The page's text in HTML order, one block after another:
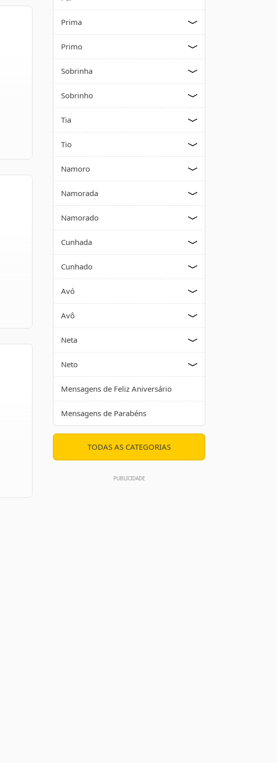
Prima
Primo
Sobrinha
Sobrinho
Tia
Tio
Namoro
Namorada
Namorado
Cunhada
Cunhado
Avó
Avô
Neta
Neto
Mensagens de Feliz Aniversário
Mensagens de Parabéns
TODAS AS CATEGORIAS